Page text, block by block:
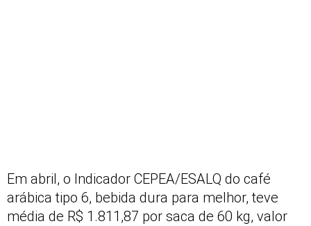
Em abril, o Indicador CEPEA/ESALQ do café
arábica tipo 6, bebida dura para melhor, teve
média de R$ 1.811,87 por saca de 60 kg, valor